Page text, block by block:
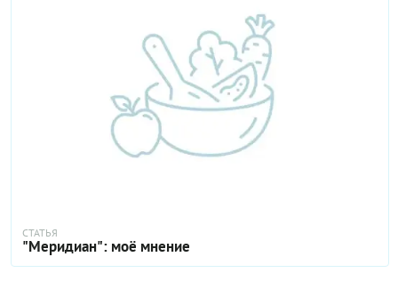
СТАТЬЯ
"Меридиан": моё мнение